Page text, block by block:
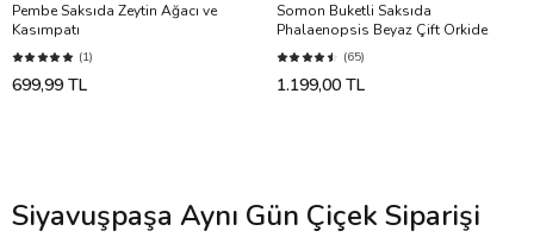
Pembe Saksıda Zeytin Ağacı ve
Kasımpatı
(1)
699,99 TL
Somon Buketli Saksıda
Phalaenopsis Beyaz Çift Orkide
(65)
1.199,00 TL
Siyavuşpaşa Aynı Gün Çiçek Siparişi